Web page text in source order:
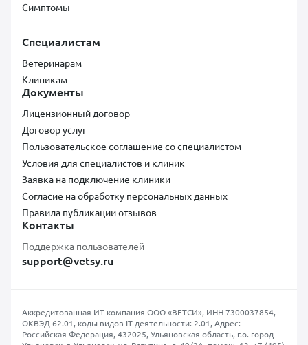
Симптомы
Специалистам
Ветеринарам
Клиникам
Документы
Лицензионный договор
Договор услуг
Пользовательское соглашение со специалистом
Условия для специалистов и клиник
Заявка на подключение клиники
Согласие на обработку персональных данных
Правила публикации отзывов
Контакты
Поддержка пользователей
support@vetsy.ru
Аккредитованная ИТ-компания ООО «ВЕТСИ», ИНН 7300037854,
ОКВЭД 62.01, коды видов IT-деятельности: 2.01, Адрес:
Российская Федерация, 432025, Ульяновская область, г.о. город